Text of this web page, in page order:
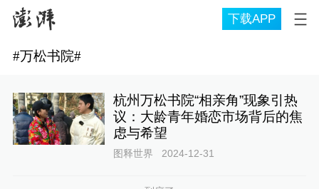
下载APP
#万松书院#
杭州万松书院“相亲角”现象引热
议：大龄青年婚恋市场背后的焦
虑与希望
图释世界 2024-12-31